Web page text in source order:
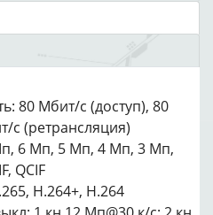
80 Мбит/с (доступ), 80
с (ретрансляция)
6 Мп, 5 Мп, 4 Мп, 3 Мп,
QCIF
H.264+, H.264